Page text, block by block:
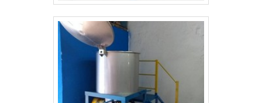
lucro, deixando a desejar nos outros fatores. Isso
tudo é a razão pela qual a Aço e Inox Barretos é uma
empresa que preza pela segurança quando se
explora o segmento de equipamentos para
frigorífico. A empresa objetiva garantir a satisfação
da venda à entrega final, com foco total na